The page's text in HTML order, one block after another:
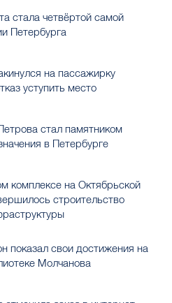
стала четвёртой самой
Петербурга
на пассажирку
уступить место
стал памятником
в Петербурге
комплексе на Октябрьской
строительство
показал свои достижения на
Молчанова